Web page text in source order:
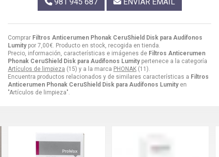
Comprar Filtros Anticerumen Phonak CeruShield Disk para Audífonos
Lumity por 7,00€. Producto en stock, recogida en tienda.
Precio, información, características e imágenes de Filtros Anticerumen
Phonak CeruShield Disk para Audífonos Lumity pertenece a la categoría
Artículos de limpieza (15) y a la marca PHONAK (11).
Encuentra productos relacionados y de similares características a Filtros
Anticerumen Phonak CeruShield Disk para Audífonos Lumity en
"Artículos de limpieza".
981 945 687 ENVIAR EMAIL